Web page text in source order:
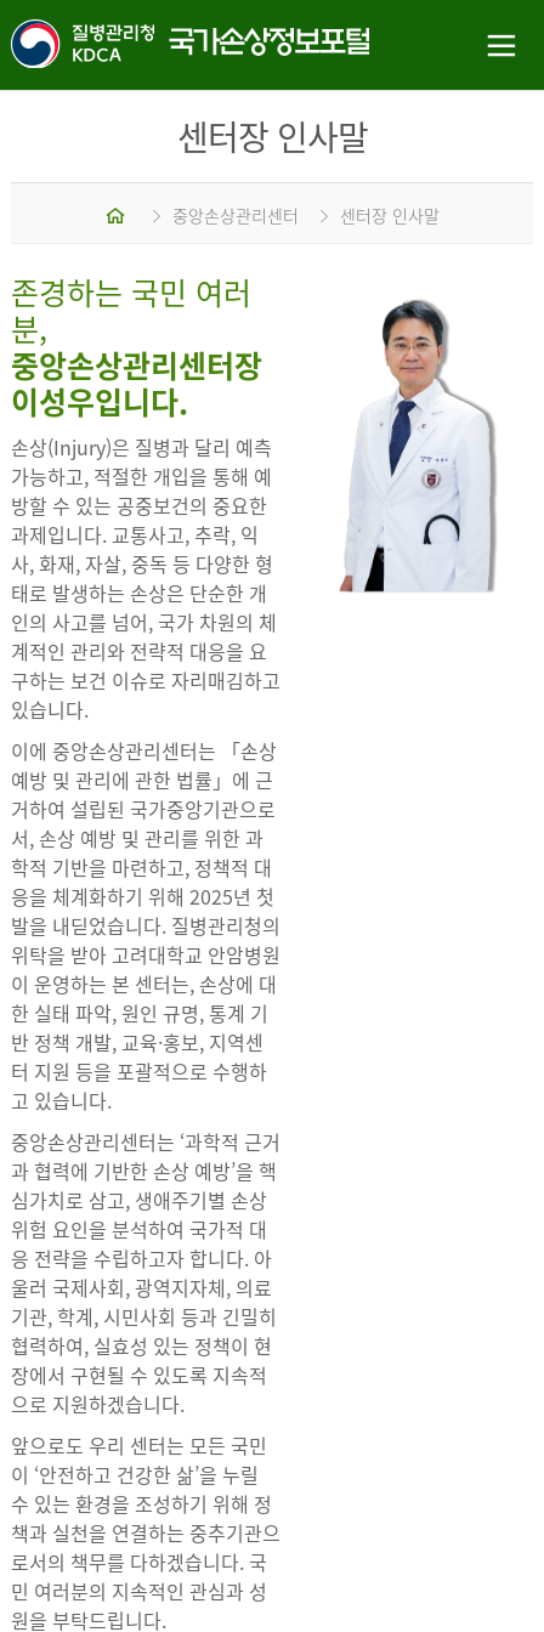
센터장 인사말
중앙손상관리센터 센터장 인사말
존경하는 국민 여러
분,
중앙손상관리센터장
이성우입니다.
손상(Injury)은 질병과 달리 예측
가능하고, 적절한 개입을 통해 예
방할 수 있는 공중보건의 중요한
과제입니다. 교통사고, 추락, 익
사, 화재, 자살, 중독 등 다양한 형
태로 발생하는 손상은 단순한 개
인의 사고를 넘어, 국가 차원의 체
계적인 관리와 전략적 대응을 요
구하는 보건 이슈로 자리매김하고
있습니다.
이에 중앙손상관리센터는 「손상
예방 및 관리에 관한 법률」에 근
거하여 설립된 국가중앙기관으로
서, 손상 예방 및 관리를 위한 과
학적 기반을 마련하고, 정책적 대
응을 체계화하기 위해 2025년 첫
발을 내딛었습니다. 질병관리청의
위탁을 받아 고려대학교 안암병원
이 운영하는 본 센터는, 손상에 대
한 실태 파악, 원인 규명, 통계 기
반 정책 개발, 교육·홍보, 지역센
터 지원 등을 포괄적으로 수행하
고 있습니다.
중앙손상관리센터는 ‘과학적 근거
과 협력에 기반한 손상 예방’을 핵
심가치로 삼고, 생애주기별 손상
위험 요인을 분석하여 국가적 대
응 전략을 수립하고자 합니다. 아
울러 국제사회, 광역지자체, 의료
기관, 학계, 시민사회 등과 긴밀히
협력하여, 실효성 있는 정책이 현
장에서 구현될 수 있도록 지속적
으로 지원하겠습니다.
앞으로도 우리 센터는 모든 국민
이 ‘안전하고 건강한 삶’을 누릴
수 있는 환경을 조성하기 위해 정
책과 실천을 연결하는 중추기관으
로서의 책무를 다하겠습니다. 국
민 여러분의 지속적인 관심과 성
원을 부탁드립니다.